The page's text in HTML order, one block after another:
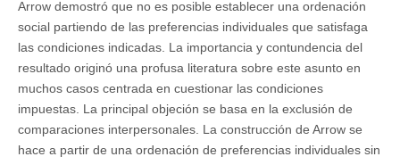
Arrow demostró que no es posible establecer una ordenación
social partiendo de las preferencias individuales que satisfaga
las condiciones indicadas. La importancia y contundencia del
resultado originó una profusa literatura sobre este asunto en
muchos casos centrada en cuestionar las condiciones
impuestas. La principal objeción se basa en la exclusión de
comparaciones interpersonales. La construcción de Arrow se
hace a partir de una ordenación de preferencias individuales sin